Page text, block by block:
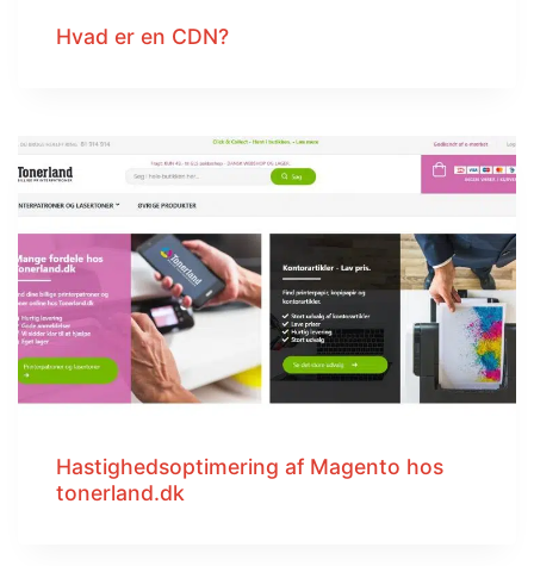
Hvad er en CDN?
Hastighedsoptimering af Magento hos
tonerland.dk